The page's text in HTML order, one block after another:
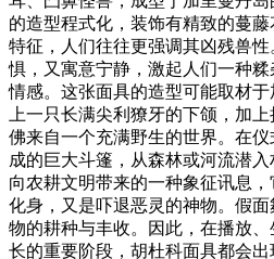
的造型程式化，装饰有精致的蔓
特征，人们往往更强调其凶残兽
惧，又寓意宁静，激起人们一种
情感。这张面具的造型可能取材
上一只长满尖利獠牙的下颌，加
佛来自一个充满野生的世界。在
成的巨大斗篷，从森林或河流潜
向农耕文明带来的一种象征讯息
化身，又是吓退恶灵的神物。假
物的耕种与丰收。因此，在播放
长的重要阶段，胡杜科面具都会出